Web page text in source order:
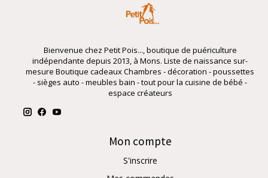
Bienvenue chez Petit Pois..., boutique de puériculture
indépendante depuis 2013, à Mons. Liste de naissance sur-
mesure Boutique cadeaux Chambres - décoration - poussettes
- sièges auto - meubles bain - tout pour la cuisine de bébé -
espace créateurs
Mon compte
S'inscrire